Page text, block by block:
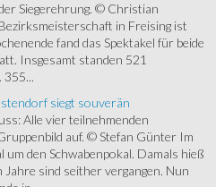
Siegerehrung. © Christian
in Freising ist
fand das Spektakel für beide
Insgesamt standen 521
355...
siegt souverän
Alle vier teilnehmenden
auf. © Stefan Günter Im
um den Schwabenpokal. Damals hieß
sind seither vergangen. Nun